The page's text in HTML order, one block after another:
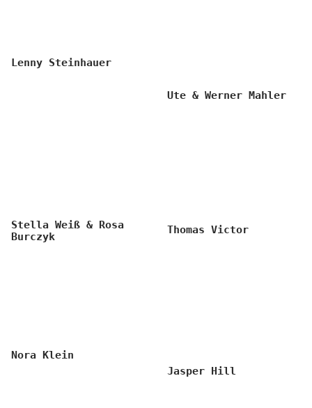
Lenny Steinhauer
Ute & Werner Mahler
Stella Weiß & Rosa
Burczyk
Thomas Victor
Nora Klein
Jasper Hill